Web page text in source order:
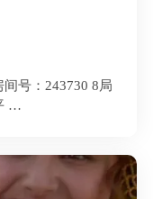
间号：243730 8局
…